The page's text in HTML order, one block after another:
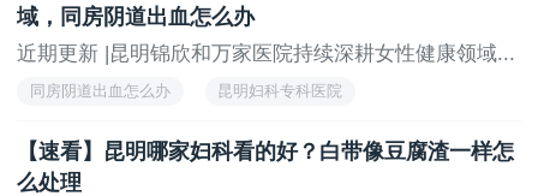
域，同房阴道出血怎么办
近期更新 |昆明锦欣和万家医院持续深耕女性健康领域...
同房阴道出血怎么办 昆明妇科专科医院
【速看】昆明哪家妇科看的好？白带像豆腐渣一样怎
么处理